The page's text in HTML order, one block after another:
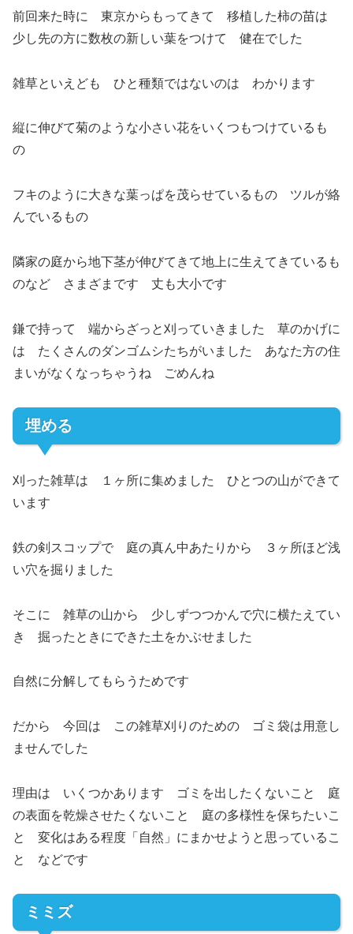
前回来た時に 東京からもってきて 移植した柿の苗は
少し先の方に数枚の新しい葉をつけて 健在でした
雑草といえども ひと種類ではないのは わかります
縦に伸びて菊のような小さい花をいくつもつけているも
の
フキのように大きな葉っぱを茂らせているもの ツルが絡
んでいるもの
隣家の庭から地下茎が伸びてきて地上に生えてきているも
のなど さまざまです 丈も大小です
鎌で持って 端からざっと刈っていきました 草のかげに
は たくさんのダンゴムシたちがいました あなた方の住
まいがなくなっちゃうね ごめんね
埋める
刈った雑草は １ヶ所に集めました ひとつの山ができて
います
鉄の剣スコップで 庭の真ん中あたりから ３ヶ所ほど浅
い穴を掘りました
そこに 雑草の山から 少しずつつかんで穴に横たえてい
き 掘ったときにできた土をかぶせました
自然に分解してもらうためです
だから 今回は この雑草刈りのための ゴミ袋は用意し
ませんでした
理由は いくつかあります ゴミを出したくないこと 庭
の表面を乾燥させたくないこと 庭の多様性を保ちたいこ
と 変化はある程度「自然」にまかせようと思っているこ
と などです
ミミズ